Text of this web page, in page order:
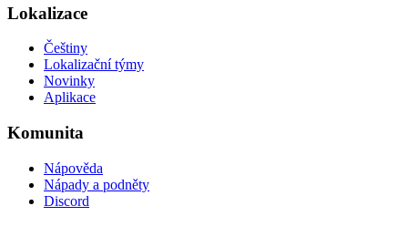
Lokalizace
Češtiny
Lokalizační týmy
Novinky
Aplikace
Komunita
Nápověda
Nápady a podněty
Discord